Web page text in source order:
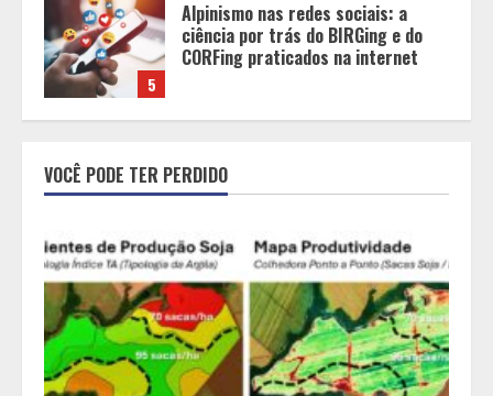
1
Tecnologia que “lê” o solo
transforma manejo agrícola e
comprova ganhos de produtividade
perfeitos” da internet: Como a
busca por uma criação idealizada
3
Mercure Belo Horizonte Savassi
inaugura novo espaço com o
Delicatto Restaurante
VOCÊ PODE TER PERDIDO